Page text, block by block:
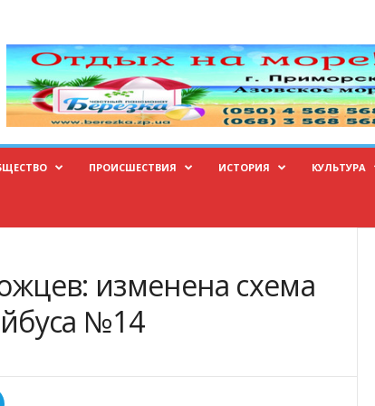
ПРОИСШЕСТВИЯ ИСТОРИЯ КУЛЬТУРА
изменена схема
№14